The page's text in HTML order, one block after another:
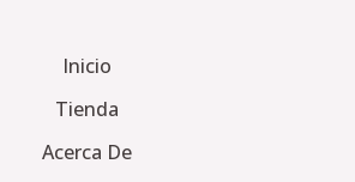
Inicio
Tienda
Acerca De